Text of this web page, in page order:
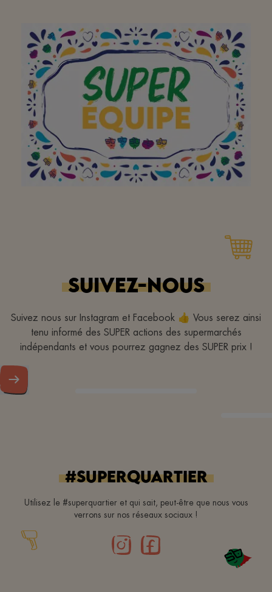
Bedankt voor de
superlekkere verstoog!
Wij starten ons weekend
altijd met de beste
charcuterie!
SUIVEZ-NOUS
Suivez nous sur Instagram et Facebook 👍 Vous serez ainsi
tenu informé des SUPER actions des supermarchés
indépendants et vous pourrez gagnez des SUPER prix !
#superquartier
Utilisez le #superquartier et qui sait, peut-être que nous vous
verrons sur nos réseaux sociaux !